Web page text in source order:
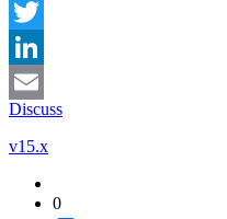
Facebook
Twitter
LinkedIn
Email
Discuss
v15.x
0